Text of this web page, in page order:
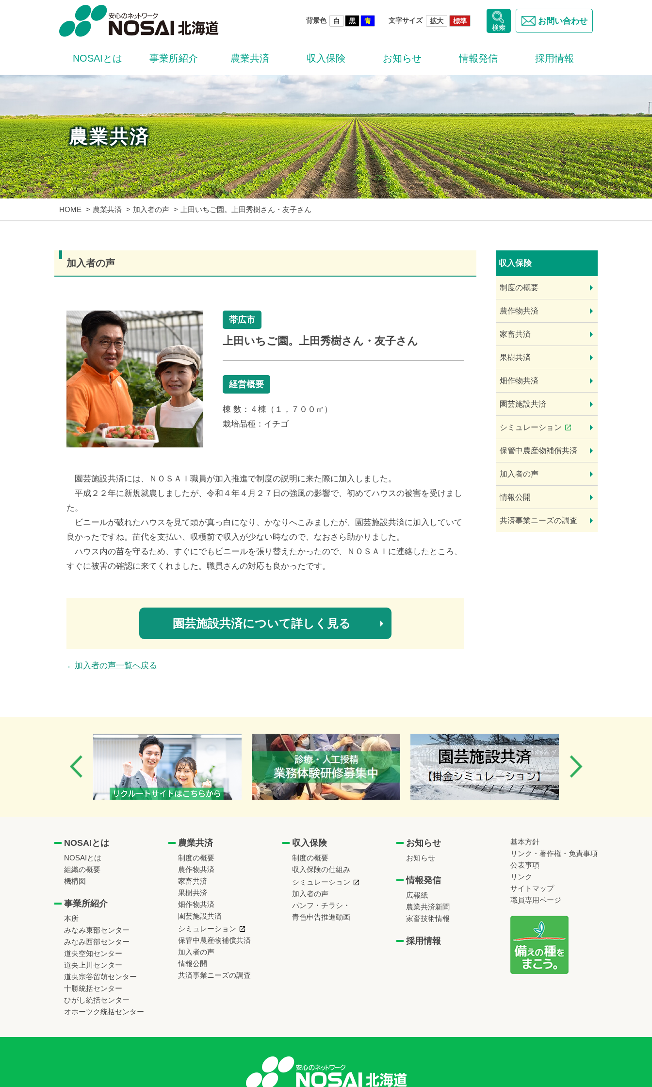
背景色 白 黒 青 文字サイズ 拡大 標準 お問い合わせ
NOSAIとは 事業所紹介 農業共済 収入保険 お知らせ 情報発信 採用情報
農業共済
HOME 農業共済 加入者の声 上田いちご園。上田秀樹さん・友子さん
加入者の声
帯広市
上田いちご園。上田秀樹さん・友子さん
経営概要
棟 数：４棟（１，７００㎡）
栽培品種：イチゴ
園芸施設共済には、ＮＯＳＡＩ職員が加入推進で制度の説明に来た際に加入しました。
平成２２年に新規就農しましたが、令和４年４月２７日の強風の影響で、初めてハウスの被害を受けまし
た。
ビニールが破れたハウスを見て頭が真っ白になり、かなりへこみましたが、園芸施設共済に加入していて
良かったですね。苗代を支払い、収穫前で収入が少ない時なので、なおさら助かりました。
ハウス内の苗を守るため、すぐにでもビニールを張り替えたかったので、ＮＯＳＡＩに連絡したところ、
すぐに被害の確認に来てくれました。職員さんの対応も良かったです。
園芸施設共済について詳しく見る
← 加入者の声一覧へ戻る
収入保険
制度の概要
農作物共済
家畜共済
果樹共済
畑作物共済
園芸施設共済
シミュレーション launch
保管中農産物補償共済
加入者の声
情報公開
共済事業ニーズの調査
NOSAIとは
NOSAIとは
組織の概要
機構図
事業所紹介
本所
みなみ東部センター
みなみ西部センター
道央空知センター
道央上川センター
道央宗谷留萌センター
十勝統括センター
ひがし統括センター
オホーツク統括センター
農業共済
制度の概要
農作物共済
家畜共済
果樹共済
畑作物共済
園芸施設共済
シミュレーション
保管中農産物補償共済
加入者の声
情報公開
共済事業ニーズの調査
収入保険
制度の概要
収入保険の仕組み
シミュレーション
加入者の声
パンフ・チラシ・
青色申告推進動画
お知らせ
お知らせ
情報発信
広報紙
農業共済新聞
家畜技術情報
採用情報
基本方針
リンク・著作権・免責事項
公表事項
リンク
サイトマップ
職員専用ページ